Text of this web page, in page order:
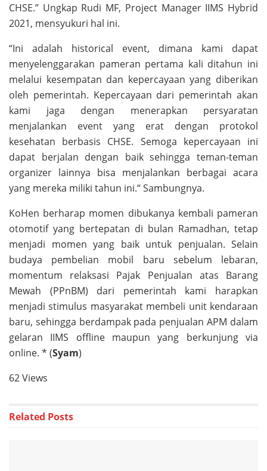
CHSE.” Ungkap Rudi MF, Project Manager IIMS Hybrid
2021, mensyukuri hal ini.
“Ini adalah historical event, dimana kami dapat
menyelenggarakan pameran pertama kali ditahun ini
melalui kesempatan dan kepercayaan yang diberikan
oleh pemerintah. Kepercayaan dari pemerintah akan
kami jaga dengan menerapkan persyaratan
menjalankan event yang erat dengan protokol
kesehatan berbasis CHSE. Semoga kepercayaan ini
dapat berjalan dengan baik sehingga teman-teman
organizer lainnya bisa menjalankan berbagai acara
yang mereka miliki tahun ini.“ Sambungnya.
KoHen berharap momen dibukanya kembali pameran
otomotif yang bertepatan di bulan Ramadhan, tetap
menjadi momen yang baik untuk penjualan. Selain
budaya pembelian mobil baru sebelum lebaran,
momentum relaksasi Pajak Penjualan atas Barang
Mewah (PPnBM) dari pemerintah kami harapkan
menjadi stimulus masyarakat membeli unit kendaraan
baru, sehingga berdampak pada penjualan APM dalam
gelaran IIMS offline maupun yang berkunjung via
online. * (Syam)
62 Views
Related Posts